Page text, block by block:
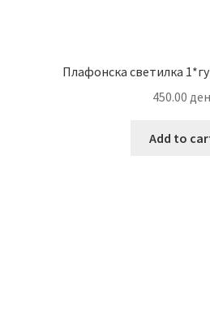
Плафонска светилка
450.00 ден
Add to